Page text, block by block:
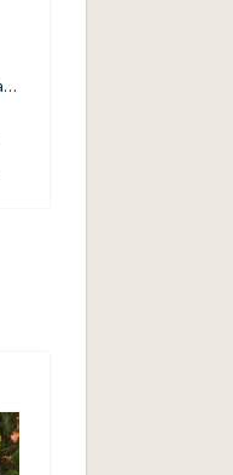
Rundpind 60 cm - 8,0 mm - ChiaGoo Red Lace